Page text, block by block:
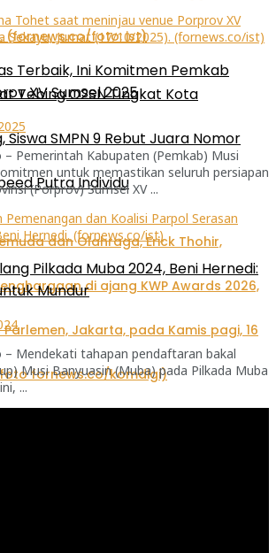
Tebing O2SN Tingkat Kota
Siswa SMPN 9 Rebut Juara Nomor
Putra Individu
Terbaik, Ini Komitmen Pemkab
XV Sumsel 2025
– Pemerintah Kabupaten (Pemkab) Musi
untuk memastikan seluruh persiapan
(Porprov) Sumsel XV ...
Pilkada Muba 2024, Beni Hernedi:
Mundur
– Mendekati tahapan pendaftaran bakal
Musi Banyuasin (Muba) pada Pilkada Muba
...